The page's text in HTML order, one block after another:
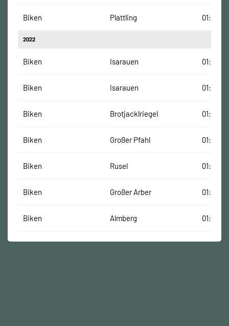
Biken Plattling
2022
Biken Isarauen
Biken Isarauen
Biken Brotjacklriegel
Biken Großer Pfahl
Biken Rusel
Biken Großer Arber
Biken Almberg